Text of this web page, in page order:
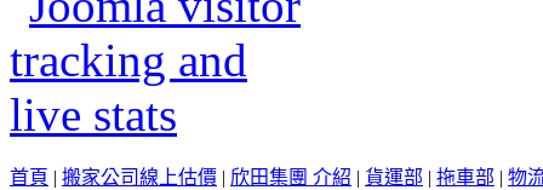
首頁 | 搬家公司線上估價 | 欣田集團 介紹 | 貨運部 | 拖車部 | 物